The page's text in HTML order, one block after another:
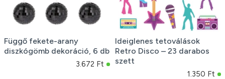
Függő fekete-arany
diszkógömb dekoráció, 6 db
3.672 Ft
Ideiglenes tetoválások
Retro Disco – 23 darabos
szett
1.350 Ft